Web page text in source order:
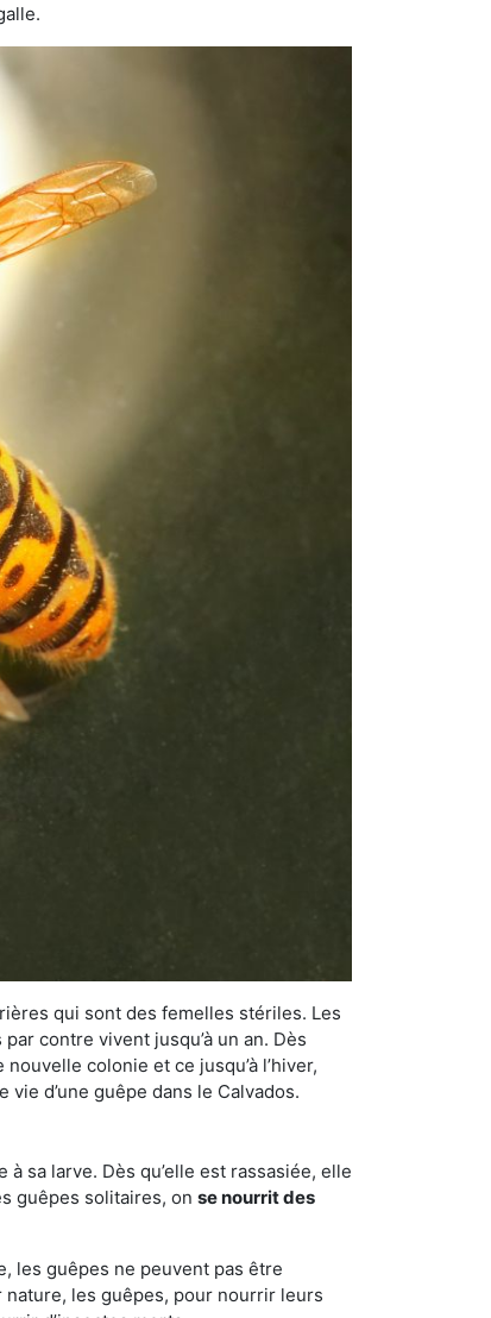
qui sont des femelles stériles. Les
contre vivent jusqu’à un an. Dès
colonie et ce jusqu’à l’hiver,
d’une guêpe dans le Calvados.
sa larve. Dès qu’elle est rassasiée, elle
guêpes solitaires, on se nourrit des
les guêpes ne peuvent pas être
les guêpes, pour nourrir leurs